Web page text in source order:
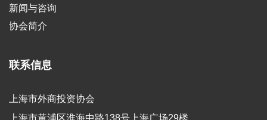
新闻与咨询
协会简介
联系信息
上海市外商投资协会